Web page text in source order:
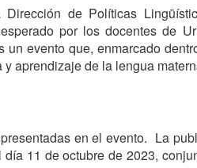
de Políticas
por los docentes de
evento que, enmarcado
aprendizaje de la lengua
en el evento. La
11 de octubre de 2023,